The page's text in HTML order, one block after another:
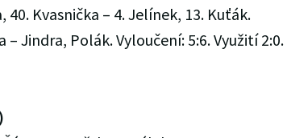
40. Kvasnička – 4. Jelínek, 13. Kuťák.
Jindra, Polák. Vyloučení: 5:6. Využití 2:0.